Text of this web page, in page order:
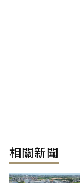
相關新聞